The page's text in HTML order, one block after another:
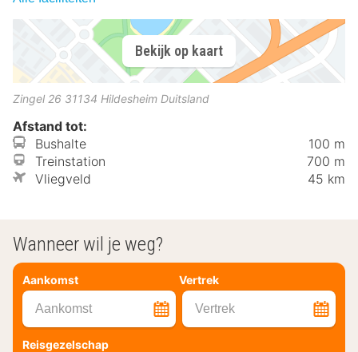
Bekijk op kaart
Zingel 26 31134 Hildesheim Duitsland
Afstand tot:
Bushalte
100 m
Treinstation
700 m
Vliegveld
45 km
Wanneer wil je weg?
Aankomst Vertrek
Aankomst Vertrek
Reisgezelschap